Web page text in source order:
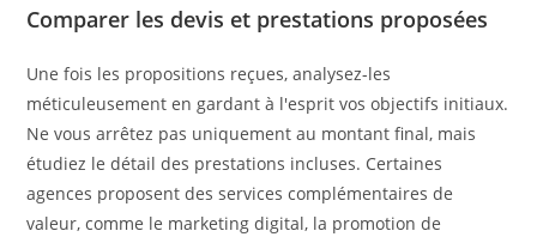
Comparer les devis et prestations proposées
Une fois les propositions reçues, analysez-les
méticuleusement en gardant à l'esprit vos objectifs initiaux.
Ne vous arrêtez pas uniquement au montant final, mais
étudiez le détail des prestations incluses. Certaines
agences proposent des services complémentaires de
valeur, comme le marketing digital, la promotion de